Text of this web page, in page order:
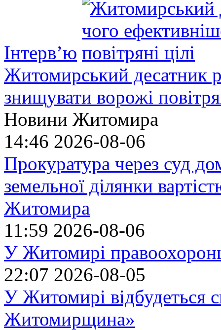
Інтерв’ю
Житомирський десатник
знищувати ворожі
Новини Житомира
14:46 2026-08-06
Прокуратура через суд
земельної ділянки
Житомира
11:59 2026-08-06
У Житомирі
22:07 2026-08-05
У Житомирі відбудеться
Житомирщина»